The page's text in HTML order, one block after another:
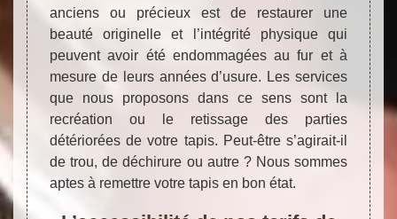
anciens ou précieux est de restaurer une
beauté originelle et l’intégrité physique qui
peuvent avoir été endommagées au fur et à
mesure de leurs années d’usure. Les services
que nous proposons dans ce sens sont la
recréation ou le retissage des parties
détériorées de votre tapis. Peut-être s’agirait-il
de trou, de déchirure ou autre ? Nous sommes
aptes à remettre votre tapis en bon état.